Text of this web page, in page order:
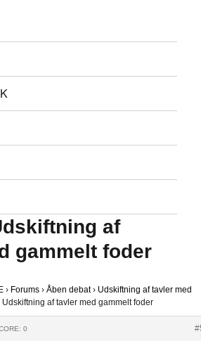
af
gammelt foder
› Forums › Åben debat › Udskiftning af tavler med
Udskiftning af tavler med gammelt foder
0